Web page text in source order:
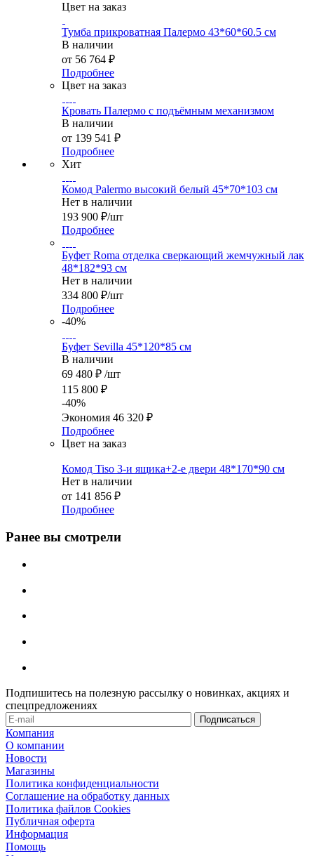
Цвет на заказ
Тумба прикроватная Палермо 43*60*60.5 см
В наличии
от 56 764 ₽
Подробнее
Цвет на заказ
Кровать Палермо с подъёмным механизмом
В наличии
от 139 541 ₽
Подробнее
Хит
Комод Palermo высокий белый 45*70*103 см
Нет в наличии
193 900 ₽/шт
Подробнее
Буфет Roma отделка сверкающий жемчужный лак
48*182*93 см
Нет в наличии
334 800 ₽/шт
Подробнее
-40%
Буфет Sevilla 45*120*85 см
В наличии
69 480 ₽ /шт
115 800 ₽
-40%
Экономия 46 320 ₽
Подробнее
Цвет на заказ
Комод Tiso 3-и ящика+2-е двери 48*170*90 см
Нет в наличии
от 141 856 ₽
Подробнее
Ранее вы смотрели
Подпишитесь на полезную рассылку о новинках, акциях и
спецпредложениях
Компания
О компании
Новости
Магазины
Политика конфиденциальности
Соглашение на обработку данных
Политика файлов Cookies
Публичная оферта
Информация
Помощь